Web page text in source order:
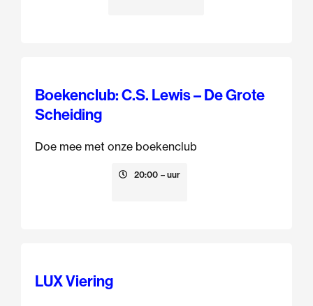
Boekenclub: C.S. Lewis – De Grote
Scheiding
Doe mee met onze boekenclub
20:00 – uur
LUX Viering